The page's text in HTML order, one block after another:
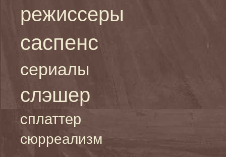
режиссеры
саспенс
сериалы
слэшер
сплаттер
сюрреализм